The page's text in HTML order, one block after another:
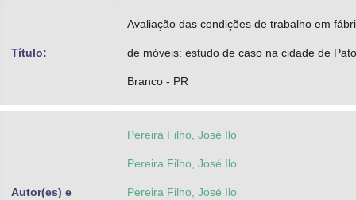
Título:
Avaliação das condições de trabalho em
de móveis: estudo de caso na cidade de Pato
Branco - PR
Autor(es) e
Pereira Filho, José Ilo
Pereira Filho, José Ilo
Pereira Filho, José Ilo